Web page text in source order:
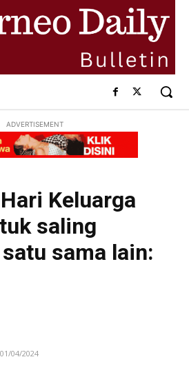
ADVERTISEMENT
Keluarga
saling
sama lain:
01/04/2024